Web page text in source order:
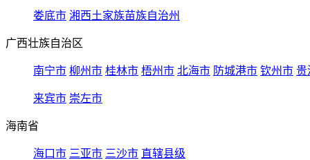
娄底市 湘西土家族苗族自治州
广西壮族自治区
南宁市 柳州市 桂林市 梧州市 北海市 防城港市 钦州市 贵
来宾市 崇左市
海南省
海口市 三亚市 三沙市 直辖县级